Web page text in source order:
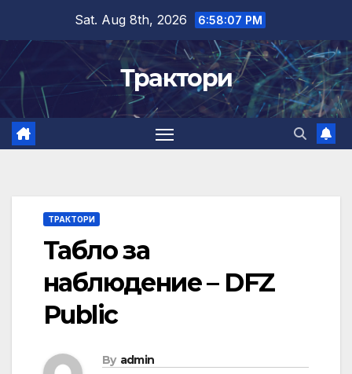
content
Sat. Aug 8th, 2026 6:58:08 PM
Трактори
ТРАКТОРИ
Табло за
наблюдение – DFZ
Public
By admin